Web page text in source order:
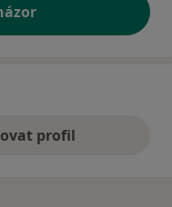
profil